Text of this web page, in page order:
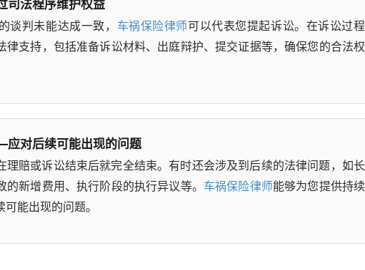
法程序维护权益
谈判未能达成一致， 车祸保险律师可以代表您提起诉讼。在诉讼过程
律支持，包括准备诉讼材料、出庭辩护、提交证据等，确保您的合法权
对后续可能出现的问题
理赔或诉讼结束后就完全结束。有时还会涉及到后续的法律问题，如长
新增费用、执行阶段的执行异议等。 车祸保险律师能够为您提供持续
能出现的问题。